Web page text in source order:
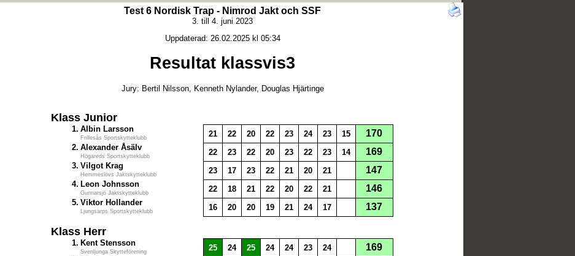
Test 6 Nordisk Trap - Nimrod Jakt och SSF
3. till 4. juni 2023
Uppdaterad: 26.02.2025 kl 05:34
Resultat klassvis3
Jury: Bertil Nilsson, Kenneth Nylander, Douglas Hjärtinge
Klass Junior
1. Albin Larsson
Frillesås Sportskytteklubb 21 22 20 22 23 24 23 15 170
2. Alexander Åsälv
Högareds Sportskytteklubb 22 23 22 20 23 22 23 14 169
3. Vilgot Krag
Hemmeslövs Jaktskytteklubb 23 17 23 22 21 20 21 147
4. Leon Johnsson
Gunnarsjö Jaktskytteklubb 22 18 21 22 20 22 21 146
5. Viktor Hollander
Ljungsarps Sportskytteklubb 16 20 20 19 21 24 17 137
Klass Herr
1. Kent Stensson
Svenljunga Skytteförening 25 24 25 24 24 23 24 169